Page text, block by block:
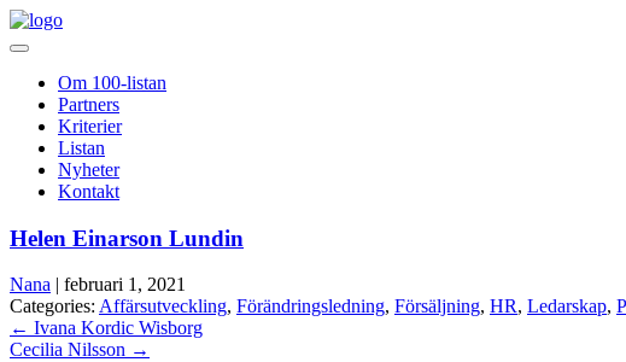
Om 100-listan
Partners
Kriterier
Listan
Nyheter
Kontakt
Helen Einarson Lundin
Nana | februari 1, 2021
Categories: Affärsutveckling, Förändringsledning, Försäljning, HR, Ledarskap,
← Ivana Kordic Wisborg
Cecilia Nilsson →